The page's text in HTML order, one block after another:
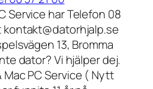
Service har Telefon 08
kontakt@datorhjalp.se
13, Bromma
dator? Vi hjälper dej.
Mac PC Service ( Nytt